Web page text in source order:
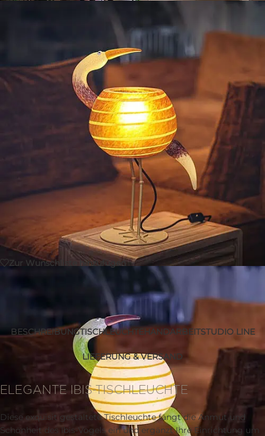
Zur Wunschliste hinzufügen
Artikelnummer:
BESCHREIBUNGTISCHLEUCHTEHANDARBEITSTUDIO LINE
LIEFERUNG & VERSAND
Beschreibung
ELEGANTE IBIS-TISCHLEUCHTE
Diese exquisit gestaltete Tischleuchte fängt die Anmut und
Schönheit des Ibis-Vogels ein und ergänzt Ihre Einrichtung um